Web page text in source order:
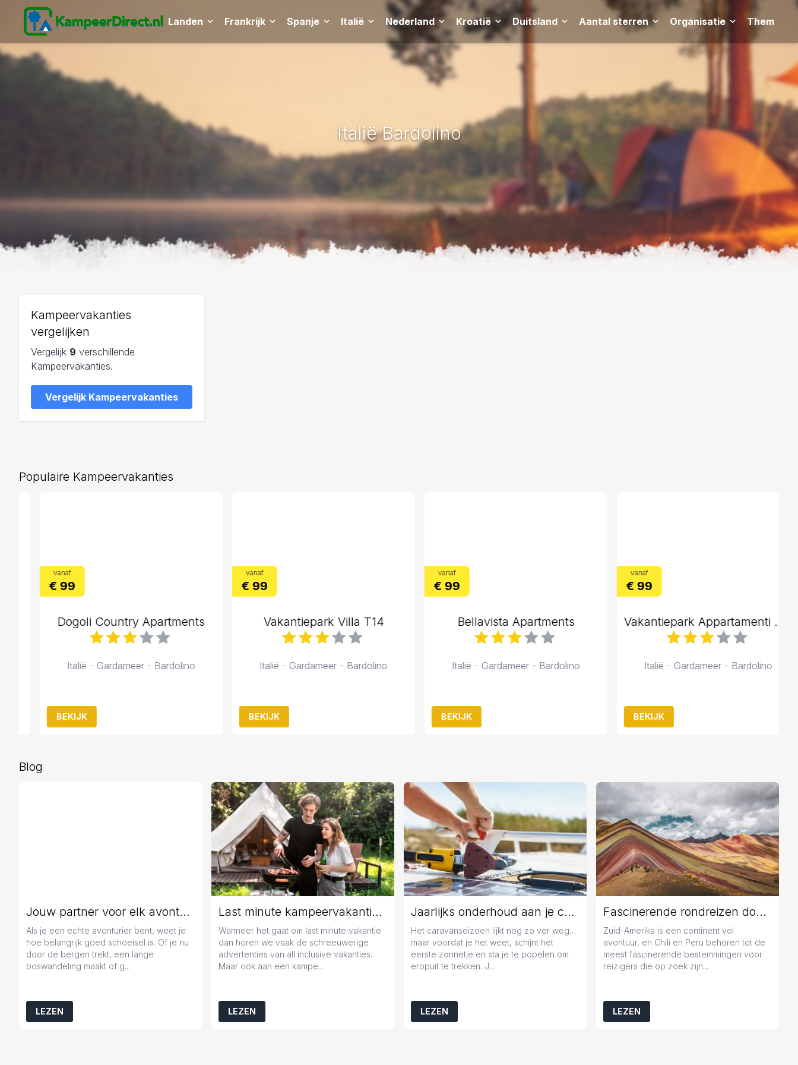
Landen Frankrijk Spanje Italië Nederland Kroatië Duitsland Aantal sterren Organisatie Thema
Italië Bardolino
Kampeervakanties
vergelijken
Vergelijk 9 verschillende
Kampeervakanties.
Vergelijk Kampeervakanties
Populaire Kampeervakanties
€ 99
Dogoli Country Apartments
Italië - Gardameer - Bardolino
BEKIJK
€ 99
Vakantiepark Villa T14
Italië - Gardameer - Bardolino
BEKIJK
€ 99
Bellavista Apartments
Italië - Gardameer - Bardolino
BEKIJK
€ 99
Vakantiepark Appartamenti Ca Mure
Italië - Gardameer - Bardolino
BEKIJK
Blog
Jouw partner voor elk avontuur
Als je een echte avonturier bent, weet je
hoe belangrijk goed schoeisel is. Of je nu
door de bergen trekt, een lange
boswandeling maakt of g...
LEZEN
Last minute kampeervakantie boeken? Tips en tricks!
Wanneer het gaat om last minute vakantie
dan horen we vaak de schreeuwerige
advertenties van all inclusive vakanties.
Maar ook aan een kampe...
LEZEN
Jaarlijks onderhoud aan je caravan: geen overbodige luxe
Het caravanseizoen lijkt nog zo ver weg…
maar voordat je het weet, schijnt het
eerste zonnetje en sta je te popelen om
eropuit te trekken. J...
LEZEN
Fascinerende rondreizen door Chili en Peru
Zuid-Amerika is een continent vol
avontuur, en Chili en Peru behoren tot de
meest fascinerende bestemmingen voor
reizigers die op zoek zijn...
LEZEN